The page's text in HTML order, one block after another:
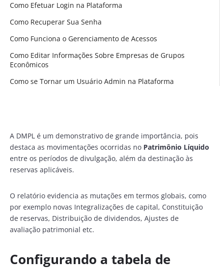
Como Efetuar Login na Plataforma
Como Recuperar Sua Senha
Como Funciona o Gerenciamento de Acessos
Como Editar Informações Sobre Empresas de Grupos
Econômicos
Como se Tornar um Usuário Admin na Plataforma
A DMPL é um demonstrativo de grande importância, pois
destaca as movimentações ocorridas no Patrimônio Líquido
entre os períodos de divulgação, além da destinação às
reservas aplicáveis.
O relatório evidencia as mutações em termos globais, como
por exemplo novas Integralizações de capital, Constituição
de reservas, Distribuição de dividendos, Ajustes de
avaliação patrimonial etc.
Configurando a tabela de